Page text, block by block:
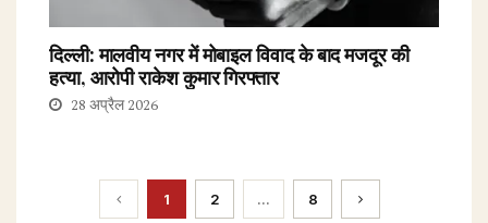
दिल्ली: मालवीय नगर में मोबाइल विवाद के बाद मजदूर की
हत्या, आरोपी राकेश कुमार गिरफ्तार
28 अप्रैल 2026
1 2 ... 8